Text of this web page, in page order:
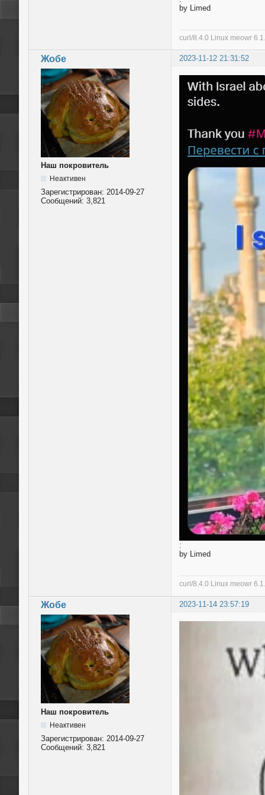
by Limed
curl/8.4.0 Linux meowr
Жобе 2023-11-12 21:31:52
Наш покровитель
Неактивен
Зарегистрирован: 2014-09-27
Сообщений: 3,821
:
by Limed
curl/8.4.0 Linux meowr
Жобе 2023-11-14 23:57:19
Наш покровитель
Неактивен
Зарегистрирован: 2014-09-27
Сообщений: 3,821